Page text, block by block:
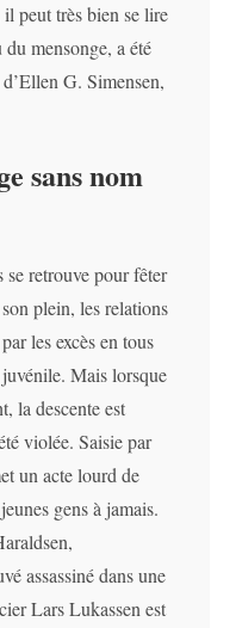
il peut très bien se lire
mensonge, a été
G. Simensen,
sans nom
se retrouve pour fêter
plein, les relations
les excès en tous
Mais lorsque
la descente est
violée. Saisie par
un acte lourd de
gens à jamais.
assassiné dans une
Lars Lukassen est